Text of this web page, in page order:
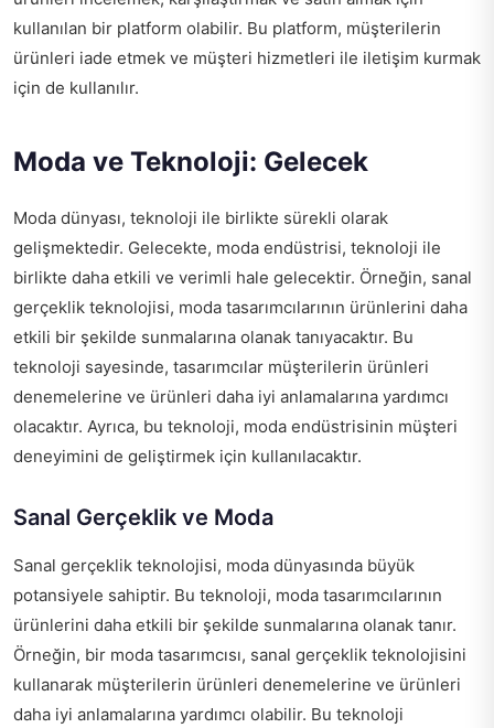
kullanılan bir platform olabilir. Bu platform, müşterilerin
ürünleri iade etmek ve müşteri hizmetleri ile iletişim kurmak
için de kullanılır.
Moda ve Teknoloji: Gelecek
Moda dünyası, teknoloji ile birlikte sürekli olarak
gelişmektedir. Gelecekte, moda endüstrisi, teknoloji ile
birlikte daha etkili ve verimli hale gelecektir. Örneğin, sanal
gerçeklik teknolojisi, moda tasarımcılarının ürünlerini daha
etkili bir şekilde sunmalarına olanak tanıyacaktır. Bu
teknoloji sayesinde, tasarımcılar müşterilerin ürünleri
denemelerine ve ürünleri daha iyi anlamalarına yardımcı
olacaktır. Ayrıca, bu teknoloji, moda endüstrisinin müşteri
deneyimini de geliştirmek için kullanılacaktır.
Sanal Gerçeklik ve Moda
Sanal gerçeklik teknolojisi, moda dünyasında büyük
potansiyele sahiptir. Bu teknoloji, moda tasarımcılarının
ürünlerini daha etkili bir şekilde sunmalarına olanak tanır.
Örneğin, bir moda tasarımcısı, sanal gerçeklik teknolojisini
kullanarak müşterilerin ürünleri denemelerine ve ürünleri
daha iyi anlamalarına yardımcı olabilir. Bu teknoloji